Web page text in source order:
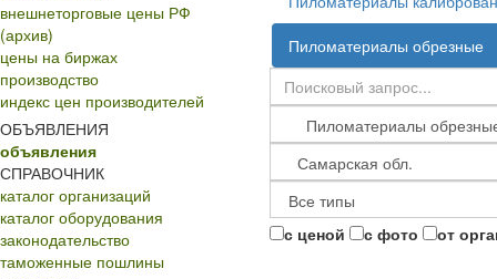
внешнеторговые цены РФ
(архив)
цены на биржах
производство
индекс цен производителей
ОБЪЯВЛЕНИЯ
объявления
СПРАВОЧНИК
каталог организаций
каталог оборудования
законодательство
таможенные пошлины
Пиломатериалы обрезные
с ценой с фото от